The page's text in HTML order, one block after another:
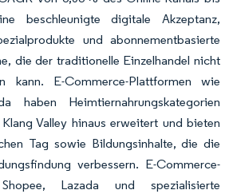
beschleunigte digitale Akzeptanz,
und abonnementbasierte
die der traditionelle Einzelhandel nicht
kann. E-Commerce-Plattformen wie
haben Heimtiernahrungskategorien
Valley hinaus erweitert und bieten
Tag sowie Bildungsinhalte, die die
verbessern. E-Commerce-
Lazada und spezialisierte